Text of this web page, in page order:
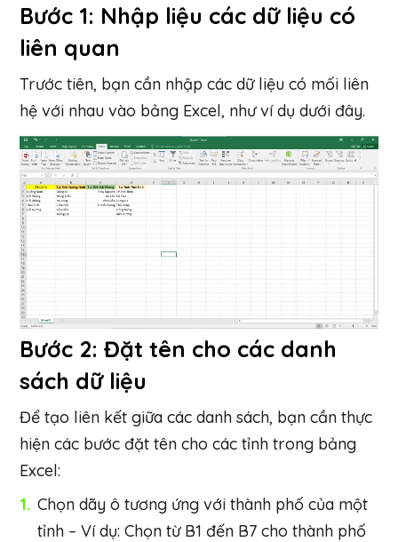
Bước 1: Nhập liệu các dữ liệu có
liên quan
Trước tiên, bạn cần nhập các dữ liệu có mối liên
hệ với nhau vào bảng Excel, như ví dụ dưới đây.
Bước 2: Đặt tên cho các danh
sách dữ liệu
Để tạo liên kết giữa các danh sách, bạn cần thực
hiện các bước đặt tên cho các tỉnh trong bảng
Excel:
Chọn dãy ô tương ứng với thành phố của một
tỉnh – Ví dụ: Chọn từ B1 đến B7 cho thành phố